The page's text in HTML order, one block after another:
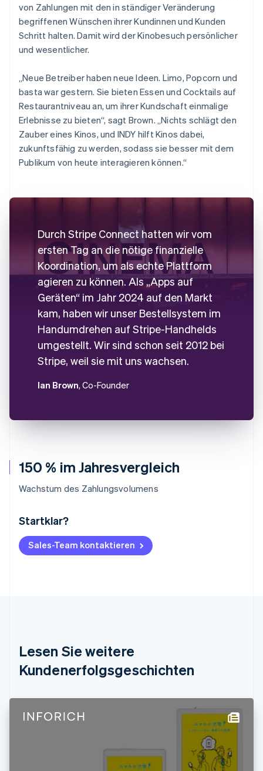
150 % im Jahresvergleich
Wachstum des Zahlungsvolumens
Startklar?
Sales-Team kontaktieren
von Zahlungen mit den in ständiger Veränderung
begriffenen Wünschen ihrer Kundinnen und Kunden
Schritt halten. Damit wird der Kinobesuch persönlicher
und wesentlicher.
„Neue Betreiber haben neue Ideen. Limo, Popcorn und
basta war gestern. Sie bieten Essen und Cocktails auf
Restaurantniveau an, um ihrer Kundschaft einmalige
Erlebnisse zu bieten“, sagt Brown. „Nichts schlägt den
Zauber eines Kinos, und INDY hilft Kinos dabei,
zukunftsfähig zu werden, sodass sie besser mit dem
Publikum von heute interagieren können.“
Durch Stripe Connect hatten wir vom
ersten Tag an die nötige finanzielle
Koordination, um als echte Plattform
agieren zu können. Als „Apps auf
Geräten“ im Jahr 2024 auf den Markt
kam, haben wir unser Bestellsystem im
Handumdrehen auf Stripe-Handhelds
umgestellt. Wir sind schon seit 2012 bei
Stripe, weil sie mit uns wachsen.
Ian Brown, Co-Founder
Lesen Sie weitere
Kundenerfolgsgeschichten
Australien
Belgien
NederlandsFrançaisDeutschEnglish
DeutschEnglish
English
简体中文English
EnglishSvenska